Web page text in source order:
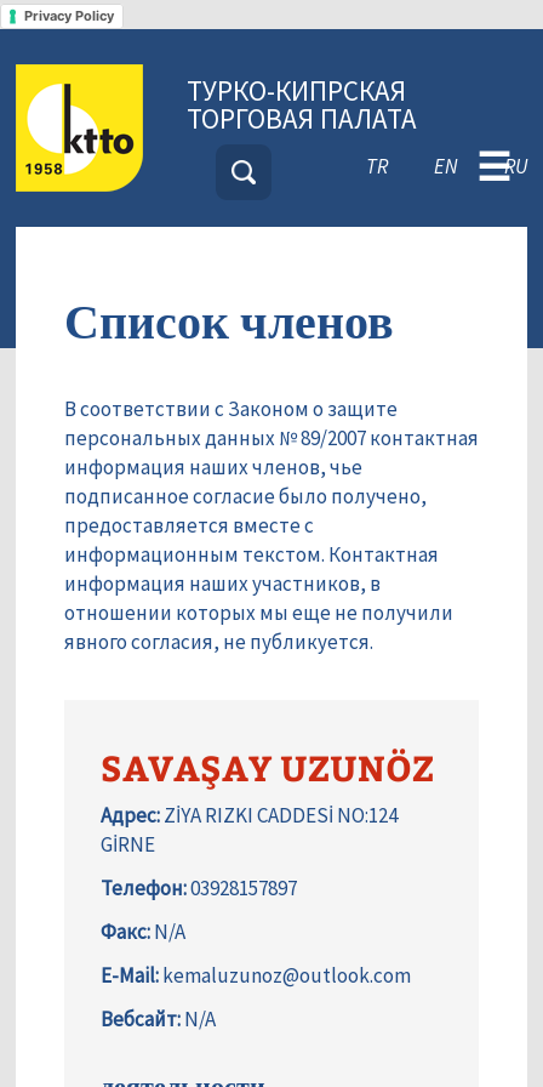
Privacy Policy
ТУРКО-КИПРСКАЯ
ТОРГОВАЯ ПАЛАТА
TR EN RU
☰
Список членов
В соответствии с Законом о защите
персональных данных № 89/2007 контактная
информация наших членов, чье
подписанное согласие было получено,
предоставляется вместе с
информационным текстом. Контактная
информация наших участников, в
отношении которых мы еще не получили
явного согласия, не публикуется.
SAVAŞAY UZUNÖZ
Адрес:ZİYA RIZKI CADDESİ NO:124
GİRNE
Телефон:03928157897
Факс:N/A
E-Mail:kemaluzunoz@outlook.com
Вебсайт:N/A